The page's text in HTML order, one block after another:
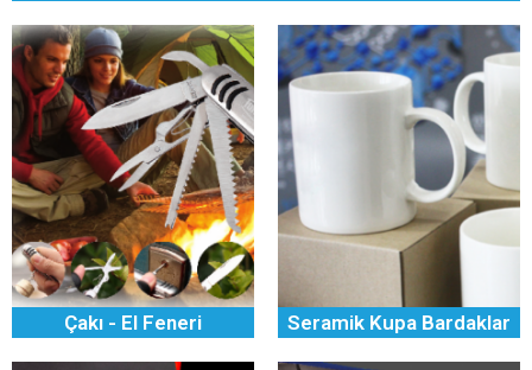
Seramik Kupa Bardaklar
Çakı - El Feneri